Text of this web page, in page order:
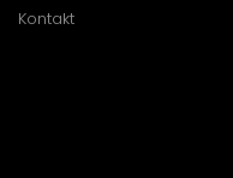
Kontakt